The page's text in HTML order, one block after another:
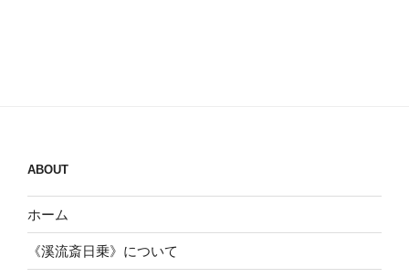
ABOUT
ホーム
《溪流斎日乗》について